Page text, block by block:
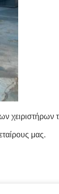
χειριστήρων
μας.